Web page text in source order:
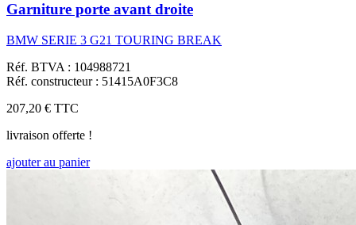
Garniture porte avant droite
BMW SERIE 3 G21 TOURING BREAK
Réf. BTVA : 104988721
Réf. constructeur : 51415A0F3C8
207,20 € TTC
livraison offerte !
ajouter au panier